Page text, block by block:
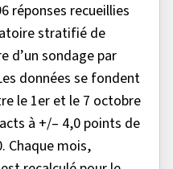
réponses recueillies
stratifié de
d’un sondage par
données se fondent
le 1er et le 7 octobre
à +/– 4,0 points de
Chaque mois,